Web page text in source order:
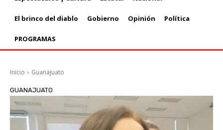
El brinco del diablo Gobierno Opinión Política
PROGRAMAS
Inicio Guanajuato
GUANAJUATO